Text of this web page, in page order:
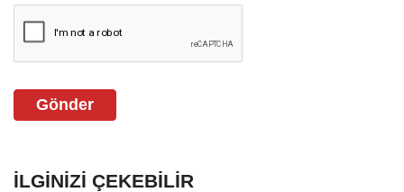
Gönder
İLGINIZI ÇEKEBILIR